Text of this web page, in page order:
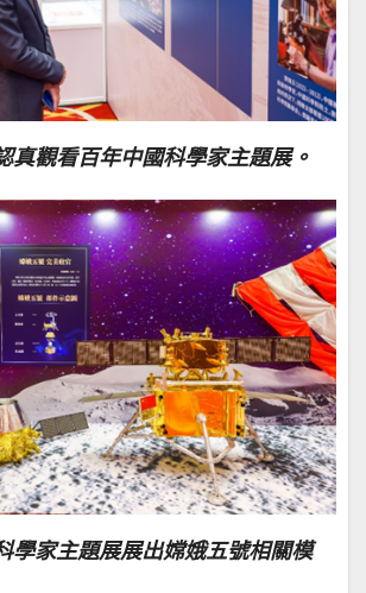
真觀看百年中國科學家主題展。
學家主題展展出嫦娥五號相關模